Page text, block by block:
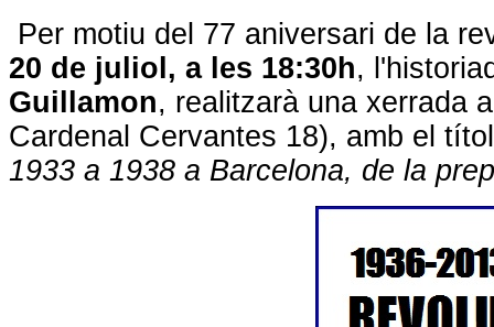
Per motiu del 77 aniversari de la
20 de juliol, a les 18:30h,
Guillamon, realitzarà una xerrada
Cardenal Cervantes 18), amb el
1933 a 1938 a Barcelona, de la